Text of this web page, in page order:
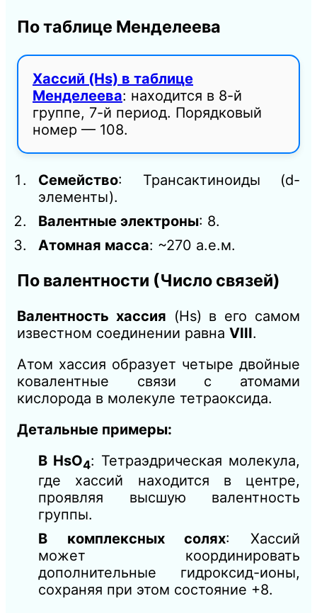
По таблице Менделеева
Хассий (Hs) в таблице
Менделеева: находится в 8-й
группе, 7-й период. Порядковый
номер — 108.
Семейство: Трансактиноиды (d-
элементы).
Валентные электроны: 8.
Атомная масса: ~270 а.е.м.
По валентности (Число связей)
Валентность хассия (Hs) в его самом
известном соединении равна VIII.
Атом хассия образует четыре двойные
ковалентные связи с атомами
кислорода в молекуле тетраоксида.
Детальные примеры:
В HsO4: Тетраэдрическая молекула,
где хассий находится в центре,
проявляя высшую валентность
группы.
В комплексных солях: Хассий
может координировать
дополнительные гидроксид-ионы,
сохраняя при этом состояние +8.